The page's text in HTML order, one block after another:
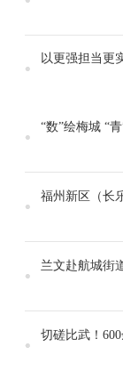
福州新区（长
兰文赴航城街
切磋比武！